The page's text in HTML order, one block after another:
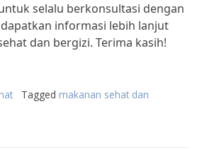
selalu berkonsultasi dengan
informasi lebih lanjut
dan bergizi. Terima kasih!
Tagged makanan sehat dan